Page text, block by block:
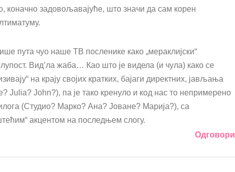
коначно задовољавајуће, што значи да сам корен
пута чуо наше ТВ посленике како „мераклијски“
Вид’ла жаба… Као што је видела (и чула) како се
на крају својих кратких, бајаги директних, јављања
Julia? John?), па је тако кренуло и код нас то непримерено
(Студио? Марко? Ана? Јоване? Марија?), са
акцентом на последњем слогу.
Одговори